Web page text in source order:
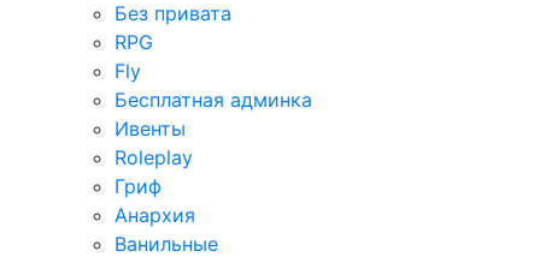
Без привата
RPG
Fly
Бесплатная админка
Ивенты
Roleplay
Гриф
Анархия
Ванильные